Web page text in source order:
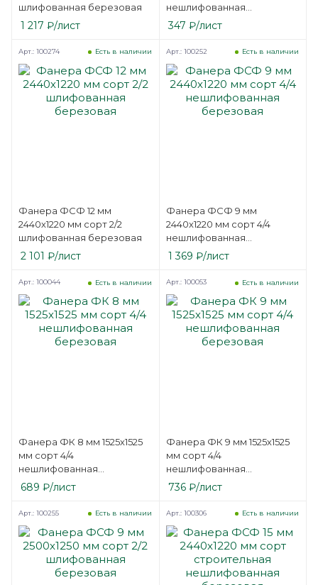
шлифованная березовая
1 217 ₽/лист
нешлифованная
березовая
347 ₽/лист
Фанера ФСФ 12 мм
2440х1220 мм сорт 2/2
шлифованная березовая
Есть в наличии
Арт.: 100274
2 101 ₽/лист
Фанера ФСФ 9 мм
2440х1220 мм сорт 4/4
нешлифованная
березовая
Есть в наличии
Арт.: 100252
1 369 ₽/лист
Фанера ФК 8 мм 1525х1525
мм сорт 4/4
нешлифованная
березовая
Есть в наличии
Арт.: 100044
689 ₽/лист
Фанера ФК 9 мм 1525х1525
мм сорт 4/4
нешлифованная
березовая
Есть в наличии
Арт.: 100053
736₽/лист
Есть в наличии
Арт.: 100255 Есть в наличии
Арт.: 100306